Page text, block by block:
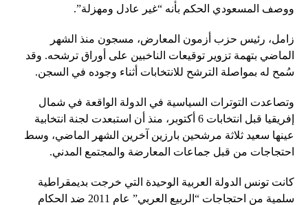
ووصف المسعودي الحكم بأنه “غير عادل ومهزلة”.
زامل، رئيس حزب أزمون المعارض، مسجون منذ الشهر
الماضي بتهمة تزوير توقيعات الناخبين على أوراق ترشحه. وقد
سُمح له بمواصلة الترشح للانتخابات أثناء وجوده في السجن.
وتصاعدت التوترات السياسية في الدولة الواقعة في شمال
إفريقيا قبل انتخابات 6 أكتوبر، منذ أن استبعدت لجنة انتخابية
عينها سعيد ثلاثة مرشحين بارزين آخرين الشهر الماضي، وسط
احتجاجات من قبل جماعات المعارضة والمجتمع المدني.
كانت تونس الدولة العربية الوحيدة التي خرجت بديمقراطية
سلمية من احتجاجات “الربيع العربي” عام 2011 ضد الحكام